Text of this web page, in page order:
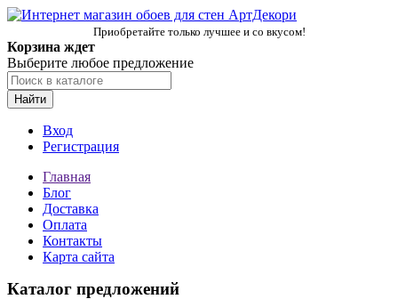
Приобретайте только лучшее и со вкусом!
Корзина ждет
Выберите любое предложение
Найти
Вход
Регистрация
Главная
Блог
Доставка
Оплата
Контакты
Карта сайта
Каталог предложений